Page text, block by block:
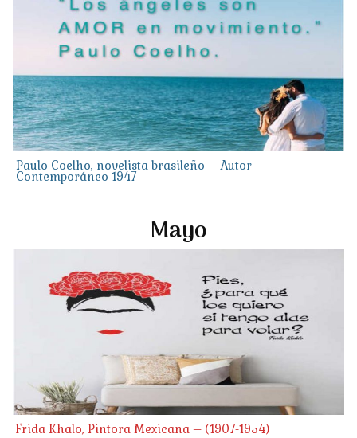
Paulo Coelho, novelista brasileño – Autor
Contemporáneo 1947
Mayo
Frida Khalo, Pintora Mexicana – (1907-1954)